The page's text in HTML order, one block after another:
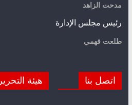
مدحت الزاهد
رئيس مجلس الإدارة
طلعت فهمي
اتصل بنا هيئة التحرير